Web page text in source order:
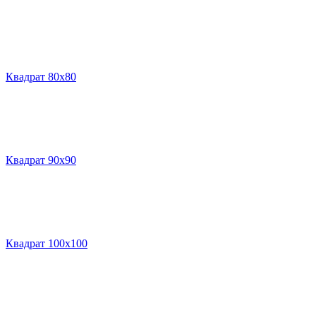
Квадрат 80х80
Квадрат 90х90
Квадрат 100х100